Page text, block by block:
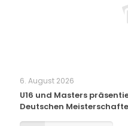
6. August 2026
U16 und Masters
Deutschen